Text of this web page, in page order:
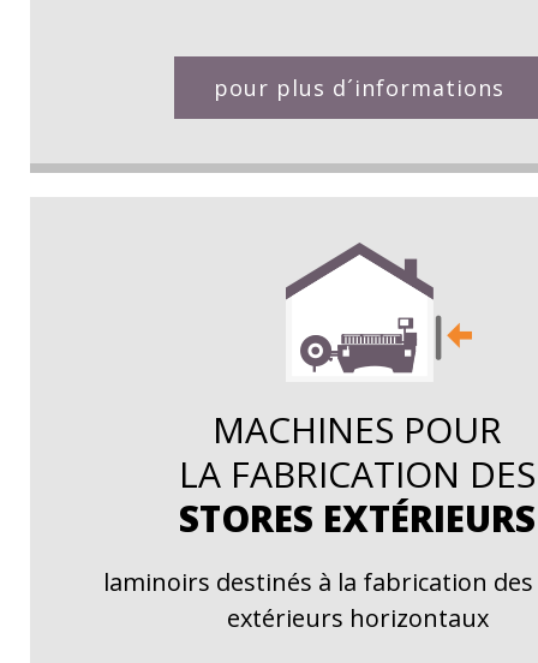
pour plus d´informations
MACHINES POUR
LA FABRICATION DES
STORES EXTÉRIEURS
laminoirs destinés à la fabrication
extérieurs horizontaux